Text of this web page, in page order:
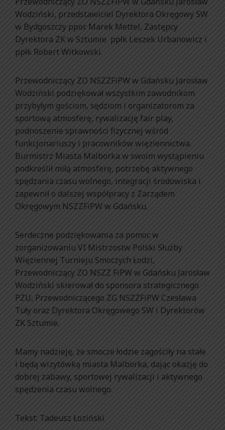
Wodziński, przedstawiciel Dyrektora Okręgowy SW
w Bydgoszczy ppor. Marek Mettel, Zastępcy
Dyrektora ZK w Sztumie ppłk Leszek Urbanowicz i
ppłk Robert Witkowski.
Przewodniczący ZO NSZZFiPW w Gdańsku Jarosław
Wodziński podziękował wszystkim zawodnikom
przybyłym gościom, sędziom i organizatorom za
sportową atmosferę, rywalizację fair play,
podnoszenie sprawności fizycznej wśród
funkcjonariuszy i pracowników więziennictwa.
Burmistrz Miasta Malborka w swoim wystąpieniu
podkreślił miłą atmosferę, potrzebę aktywnego
spędzania czasu wolnego, integracji środowiska i
zapewnił o dalszej współpracy z Zarządem
Okręgowym NSZZFiPW w Gdańsku.
Serdeczne podziękowania za pomoc w
zorganizowaniu VI Mistrzostw Polski Służby
Więziennej Turnieju Smoczych Łodzi,
Przewodniczący ZO NSZZ FiPW w Gdańsku Jarosław
Wodziński skierował do sponsora strategicznego
PZU, Przewodniczącego ZG NSZZFiPW Czesława
Tuły oraz Dyrektora Okręgowego SW i Dyrektorów
ZK Sztumie.
Mamy nadzieję, że smocze łodzie zagościły na stałe
i będą wizytówką miasta Malborka, dając okazję do
dobrej zabawy, sportowej rywalizacji i aktywnego
spędzenia czasu wolnego.
Tekst: Tadeusz Łoziński